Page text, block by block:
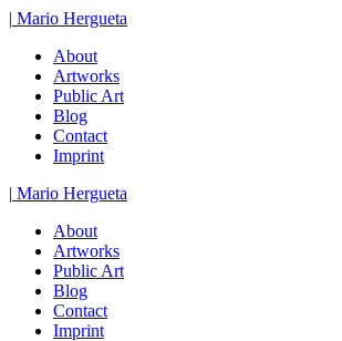
Zum
springen
| Mario Hergueta
About
Artworks
Public Art
Blog
Contact
Imprint
| Mario Hergueta
About
Artworks
Public Art
Blog
Contact
Imprint